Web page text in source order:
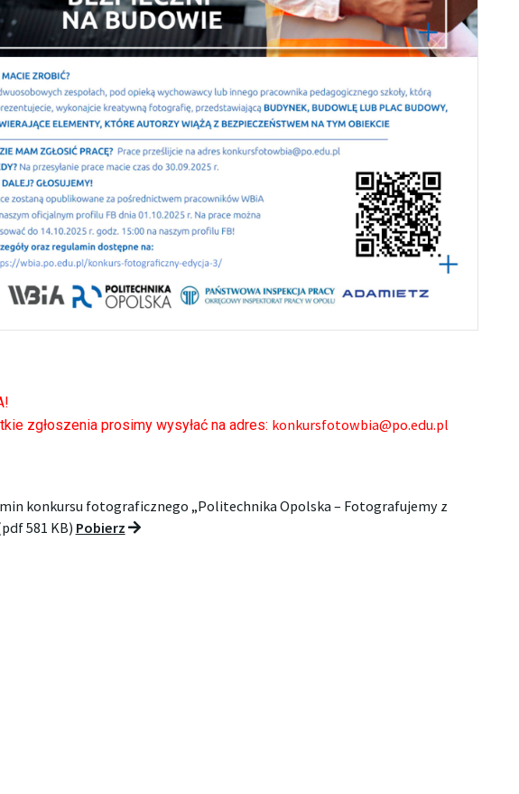
zgłoszenia prosimy wysyłać na adres: konkursfotowbia@po.edu.pl
konkursu fotograficznego „Politechnika Opolska – Fotografujemy z
581 KB) Pobierz